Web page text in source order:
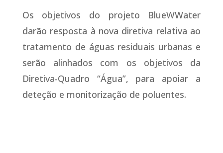
Os objetivos do projeto BlueWWater
darão resposta à nova diretiva relativa ao
tratamento de águas residuais urbanas e
serão alinhados com os objetivos da
Diretiva-Quadro “Água”, para apoiar a
deteção e monitorização de poluentes.